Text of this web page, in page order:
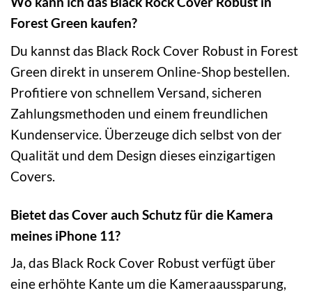
Forest Green kaufen?
Du kannst das Black Rock Cover Robust in Forest
Green direkt in unserem Online-Shop bestellen.
Profitiere von schnellem Versand, sicheren
Zahlungsmethoden und einem freundlichen
Kundenservice. Überzeuge dich selbst von der
Qualität und dem Design dieses einzigartigen
Covers.
Bietet das Cover auch Schutz für die Kamera
meines iPhone 11?
Ja, das Black Rock Cover Robust verfügt über
eine erhöhte Kante um die Kameraaussparung,